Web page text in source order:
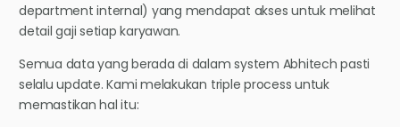
department internal) yang mendapat akses untuk melihat
detail gaji setiap karyawan.
Semua data yang berada di dalam system Abhitech pasti
selalu update. Kami melakukan triple process untuk
memastikan hal itu: